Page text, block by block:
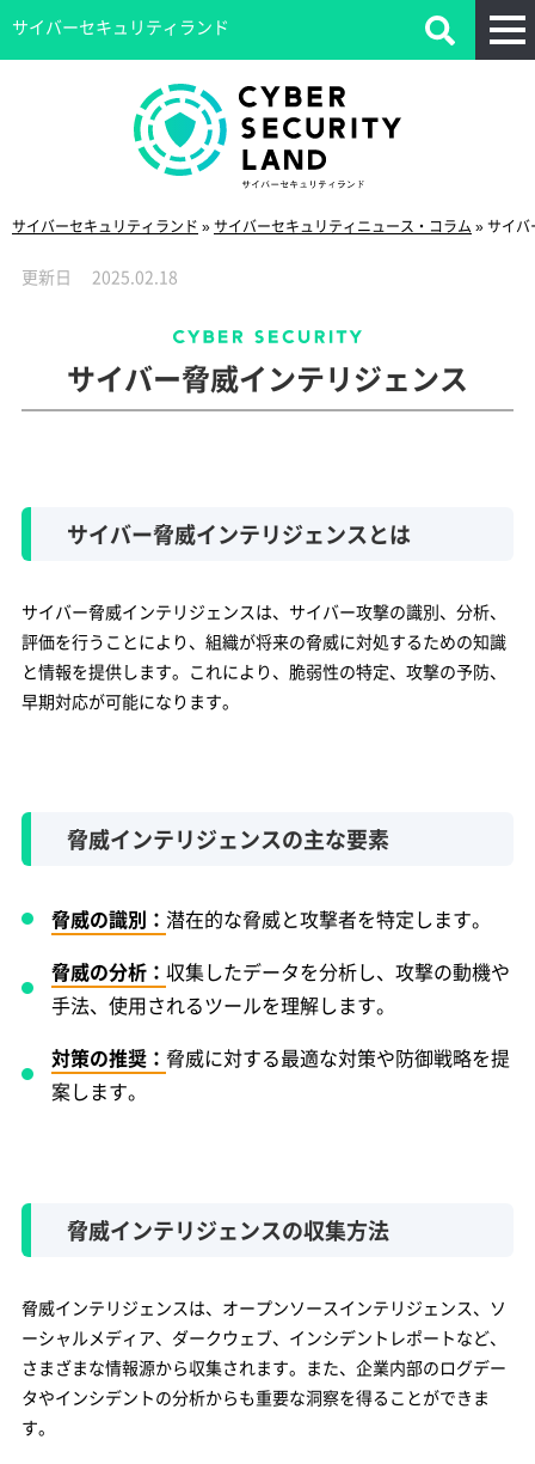
サイバーセキュリティランド
サイバーセキュリティランド »サイバーセキュリティニュース・コラム »サイバ
更新日 2025.02.18
サイバー脅威インテリジェンス
サイバー脅威インテリジェンスとは
サイバー脅威インテリジェンスは、サイバー攻撃の識別、分析、
評価を行うことにより、組織が将来の脅威に対処するための知識
と情報を提供します。これにより、脆弱性の特定、攻撃の予防、
早期対応が可能になります。
脅威インテリジェンスの主な要素
脅威の識別： 潜在的な脅威と攻撃者を特定します。
脅威の分析： 収集したデータを分析し、攻撃の動機や
手法、使用されるツールを理解します。
対策の推奨： 脅威に対する最適な対策や防御戦略を提
案します。
脅威インテリジェンスの収集方法
脅威インテリジェンスは、オープンソースインテリジェンス、ソ
ーシャルメディア、ダークウェブ、インシデントレポートなど、
さまざまな情報源から収集されます。また、企業内部のログデー
タやインシデントの分析からも重要な洞察を得ることができま
す。